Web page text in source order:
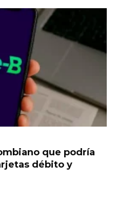
que podría
débito y